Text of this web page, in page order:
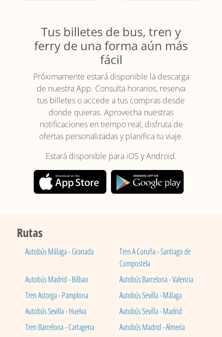
Tus billetes de bus, tren y
ferry de una forma aún más
fácil
Próximamente estará disponible la descarga
de nuestra App. Consulta horarios, reserva
tus billetes o accede a tus compras desde
donde quieras. Aprovecha nuestras
notificaciones en tiempo real, disfruta de
ofertas personalizadas y planifica tu viaje.
Estará disponible para iOS y Android.
Rutas
Autobús Málaga - Granada
Tren A Coruña - Santiago de
Compostela
Autobús Madrid - Bilbao
Autobús Barcelona - Valencia
Tren Astorga - Pamplona
Autobús Sevilla - Málaga
Autobús Sevilla - Huelva
Autobús Sevilla - Madrid
Tren Barcelona - Cartagena
Autobús Madrid - Almería